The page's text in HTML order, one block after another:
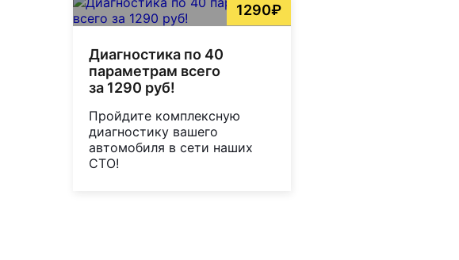
1290₽
Диагностика по 40
параметрам всего
за 1290 руб!
Пройдите комплексную
диагностику вашего
автомобиля в сети наших
СТО!